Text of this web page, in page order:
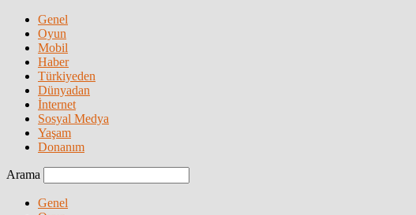
Genel
Oyun
Mobil
Haber
Türkiyeden
Dünyadan
İnternet
Sosyal Medya
Yaşam
Donanım
Arama
Genel